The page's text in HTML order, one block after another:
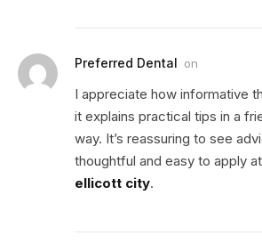
Preferred Dental on
I appreciate how informative
it explains practical tips in a
way. It’s reassuring to see
thoughtful and easy to apply
ellicott city.